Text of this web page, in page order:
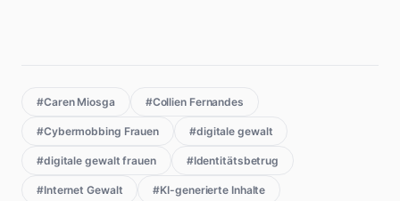
#Caren Miosga #Collien Fernandes
#Cybermobbing Frauen #digitale gewalt
#digitale gewalt frauen #Identitätsbetrug
#Internet Gewalt #KI-generierte Inhalte